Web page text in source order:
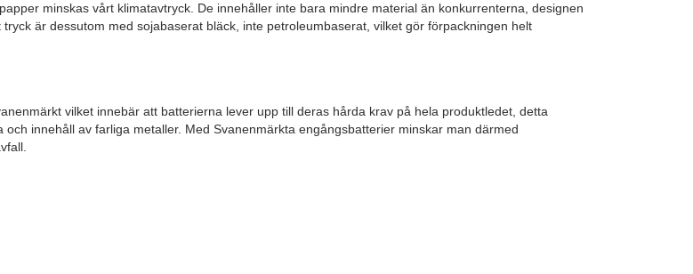
minskas vårt klimatavtryck. De innehåller inte bara mindre material än konkurrenterna, designen
är dessutom med sojabaserat bläck, inte petroleumbaserat, vilket gör förpackningen helt
vilket innebär att batterierna lever upp till deras hårda krav på hela produktledet, detta
innehåll av farliga metaller. Med Svanenmärkta engångsbatterier minskar man därmed